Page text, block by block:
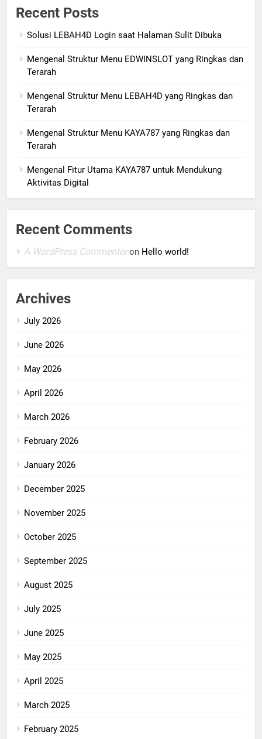
Recent Posts
Solusi LEBAH4D Login saat Halaman Sulit Dibuka
Mengenal Struktur Menu EDWINSLOT yang Ringkas dan
Terarah
Mengenal Struktur Menu LEBAH4D yang Ringkas dan
Terarah
Mengenal Struktur Menu KAYA787 yang Ringkas dan
Terarah
Mengenal Fitur Utama KAYA787 untuk Mendukung
Aktivitas Digital
Recent Comments
A WordPress Commenteron Hello world!
Archives
July 2026
June 2026
May 2026
April 2026
March 2026
February 2026
January 2026
December 2025
November 2025
October 2025
September 2025
August 2025
July 2025
June 2025
May 2025
April 2025
March 2025
February 2025